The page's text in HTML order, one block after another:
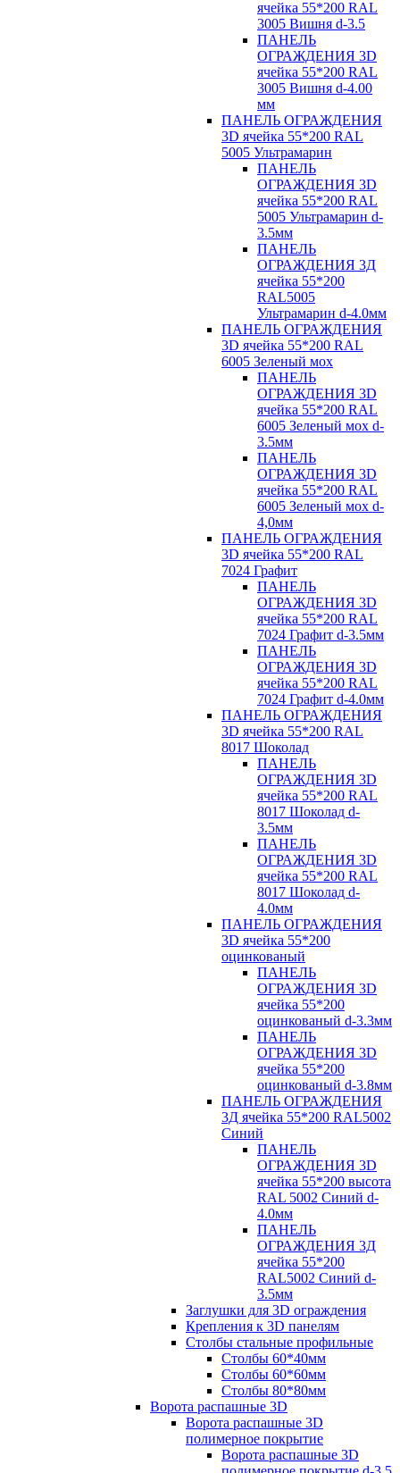
ячейка 55*200 RAL
3005 Вишня d-3.5
ПАНЕЛЬ
ОГРАЖДЕНИЯ 3D
ячейка 55*200 RAL
3005 Вишня d-4.00
мм
ПАНЕЛЬ ОГРАЖДЕНИЯ
3D ячейка 55*200 RAL
5005 Ультрамарин
ПАНЕЛЬ
ОГРАЖДЕНИЯ 3D
ячейка 55*200 RAL
5005 Ультрамарин d-
3.5мм
ПАНЕЛЬ
ОГРАЖДЕНИЯ 3Д
ячейка 55*200
RAL5005
Ультрамарин d-4.0мм
ПАНЕЛЬ ОГРАЖДЕНИЯ
3D ячейка 55*200 RAL
6005 Зеленый мох
ПАНЕЛЬ
ОГРАЖДЕНИЯ 3D
ячейка 55*200 RAL
6005 Зеленый мох d-
3.5мм
ПАНЕЛЬ
ОГРАЖДЕНИЯ 3D
ячейка 55*200 RAL
6005 Зеленый мох d-
4,0мм
ПАНЕЛЬ ОГРАЖДЕНИЯ
3D ячейка 55*200 RAL
7024 Графит
ПАНЕЛЬ
ОГРАЖДЕНИЯ 3D
ячейка 55*200 RAL
7024 Графит d-3.5мм
ПАНЕЛЬ
ОГРАЖДЕНИЯ 3D
ячейка 55*200 RAL
7024 Графит d-4.0мм
ПАНЕЛЬ ОГРАЖДЕНИЯ
3D ячейка 55*200 RAL
8017 Шоколад
ПАНЕЛЬ
ОГРАЖДЕНИЯ 3D
ячейка 55*200 RAL
8017 Шоколад d-
3.5мм
ПАНЕЛЬ
ОГРАЖДЕНИЯ 3D
ячейка 55*200 RAL
8017 Шоколад d-
4.0мм
ПАНЕЛЬ ОГРАЖДЕНИЯ
3D ячейка 55*200
оцинкованый
ПАНЕЛЬ
ОГРАЖДЕНИЯ 3D
ячейка 55*200
оцинкованый d-3.3мм
ПАНЕЛЬ
ОГРАЖДЕНИЯ 3D
ячейка 55*200
оцинкованый d-3.8мм
ПАНЕЛЬ ОГРАЖДЕНИЯ
3Д ячейка 55*200 RAL5002
Синий
ПАНЕЛЬ
ОГРАЖДЕНИЯ 3D
ячейка 55*200 высота
RAL 5002 Синий d-
4.0мм
ПАНЕЛЬ
ОГРАЖДЕНИЯ 3Д
ячейка 55*200
RAL5002 Синий d-
3.5мм
Заглушки для 3D ограждения
Крепления к 3D панелям
Столбы стальные профильные
Столбы 60*40мм
Столбы 60*60мм
Столбы 80*80мм
Ворота распашные 3D
Ворота распашные 3D
полимерное покрытие
Ворота распашные 3D